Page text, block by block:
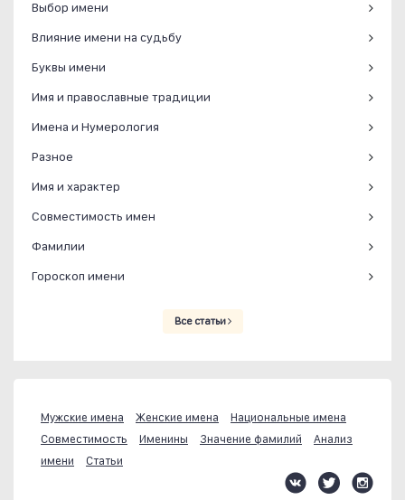
Выбор имени
Влияние имени на судьбу
Буквы имени
Имя и православные традиции
Имена и Нумерология
Разное
Имя и характер
Совместимость имен
Фамилии
Гороскоп имени
Все статьи
Мужские имена Женские имена
Национальные имена
Совместимость
Именины Значение фамилий
Анализ
имени
Статьи